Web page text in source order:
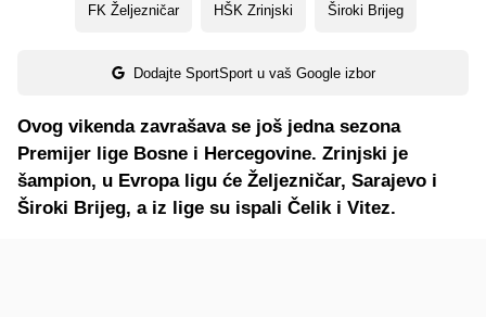
FK Željezničar HŠK Zrinjski Široki Brijeg
Dodajte SportSport u vaš Google izbor
Ovog vikenda zavrašava se još jedna sezona
Premijer lige Bosne i Hercegovine. Zrinjski je
šampion, u Evropa ligu će Željezničar, Sarajevo i
Široki Brijeg, a iz lige su ispali Čelik i Vitez.